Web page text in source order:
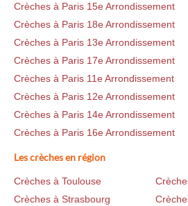
Crèches à Paris 15e Arrondissement
Crèches à Paris 18e Arrondissement
Crèches à Paris 13e Arrondissement
Crèches à Paris 17e Arrondissement
Crèches à Paris 11e Arrondissement
Crèches à Paris 12e Arrondissement
Crèches à Paris 14e Arrondissement
Crèches à Paris 16e Arrondissement
Les crèches en région
Crèches à Toulouse
Crèches à Strasbourg